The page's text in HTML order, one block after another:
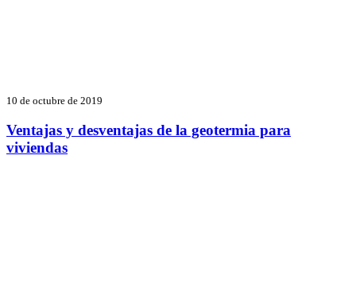
10 de octubre de 2019
Ventajas y desventajas de la geotermia para
viviendas